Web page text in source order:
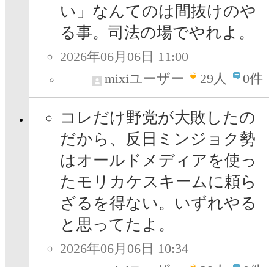
い」なんてのは間抜けのや
る事。司法の場でやれよ。
2026年06月06日 11:00
mixiユーザー
29人 0件
コレだけ野党が大敗したの
だから、反日ミンジョク勢
はオールドメディアを使っ
たモリカケスキームに頼ら
ざるを得ない。いずれやる
と思ってたよ。
2026年06月06日 10:34